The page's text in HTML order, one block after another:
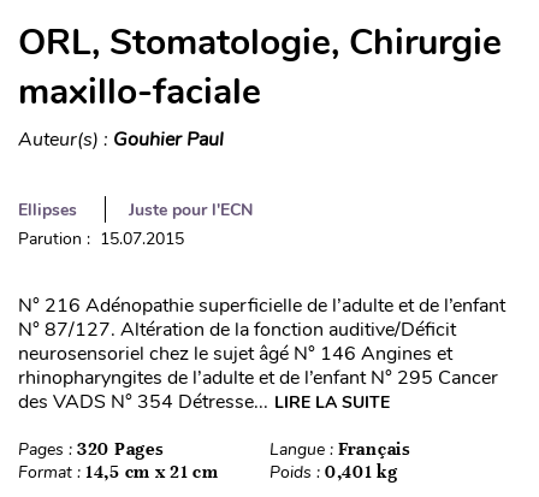
ORL, Stomatologie, Chirurgie
maxillo-faciale
Auteur(s) : Gouhier Paul
Ellipses
Juste pour l'ECN
Parution : 15.07.2015
N° 216 Adénopathie superficielle de l’adulte et de l’enfant
N° 87/127. Altération de la fonction auditive/Déficit
neurosensoriel chez le sujet âgé N° 146 Angines et
rhinopharyngites de l’adulte et de l’enfant N° 295 Cancer
des VADS N° 354 Détresse... LIRE LA SUITE
Pages : 320 Pages Langue : Français
Format : 14,5 cm x 21 cm Poids : 0,401 kg